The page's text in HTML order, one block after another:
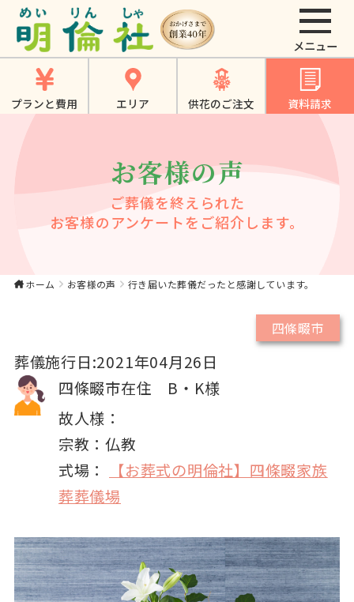
行き届いた葬儀だっ
たと感謝していま
す。｜【公式】大東
さしいお葬式、家族
葬は《明倫社》
プランと費用 エリア 供花のご注文 資料請求
お客様の声
ご葬儀を終えられた
お客様のアンケートをご紹介します。
ホーム お客様の声 行き届いた葬儀だったと感謝しています。
葬儀施行日:2021年04月26日
四條畷市在住 B・K様
故人様：
宗教：仏教
式場：
【お葬式の明倫社】四條畷家族
葬葬儀場
四條畷市